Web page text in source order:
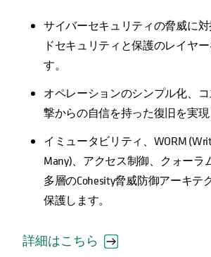
サイバーセキュリティの脅威に
ドセキュリティと保護のレイヤ
す。
オペレーションのシンプル化、
撃からの自信を持った復旧を実現
イミュータビリティ、WORM
Many)、アクセス制御、クォーラ
多層のCohesity脅威防御アーキテ
保護します。
詳細はこちら